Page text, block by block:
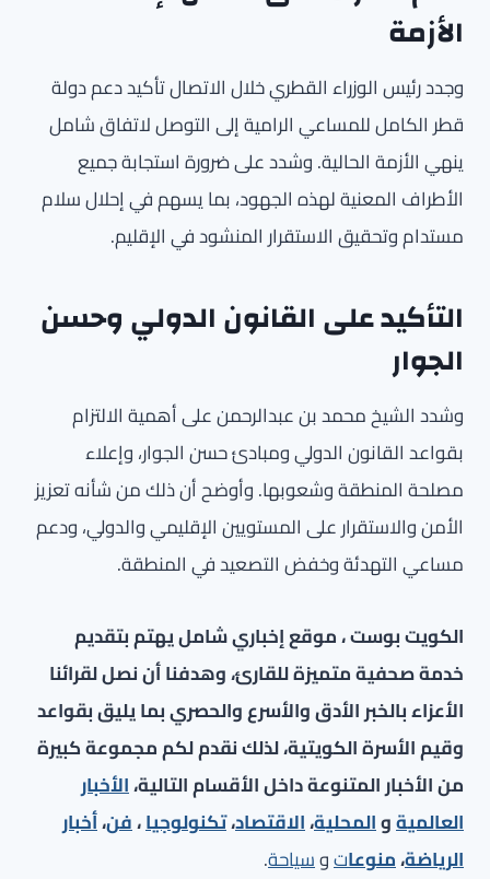
الأزمة
وجدد رئيس الوزراء القطري خلال الاتصال تأكيد دعم دولة
قطر الكامل للمساعي الرامية إلى التوصل لاتفاق شامل
ينهي الأزمة الحالية. وشدد على ضرورة استجابة جميع
الأطراف المعنية لهذه الجهود، بما يسهم في إحلال سلام
مستدام وتحقيق الاستقرار المنشود في الإقليم.
التأكيد على القانون الدولي وحسن
الجوار
وشدد الشيخ محمد بن عبدالرحمن على أهمية الالتزام
بقواعد القانون الدولي ومبادئ حسن الجوار، وإعلاء
مصلحة المنطقة وشعوبها. وأوضح أن ذلك من شأنه تعزيز
الأمن والاستقرار على المستويين الإقليمي والدولي، ودعم
مساعي التهدئة وخفض التصعيد في المنطقة.
الكويت بوست ، موقع إخباري شامل يهتم بتقديم
خدمة صحفية متميزة للقارئ، وهدفنا أن نصل لقرائنا
الأعزاء بالخبر الأدق والأسرع والحصري بما يليق بقواعد
وقيم الأسرة الكويتية، لذلك نقدم لكم مجموعة كبيرة
من الأخبار المتنوعة داخل الأقسام التالية،الأخبار
العالميةوالمحلية،الاقتصاد،تكنولوجيا،فن،أخبار
الرياضة،منوعاتوسياحة.